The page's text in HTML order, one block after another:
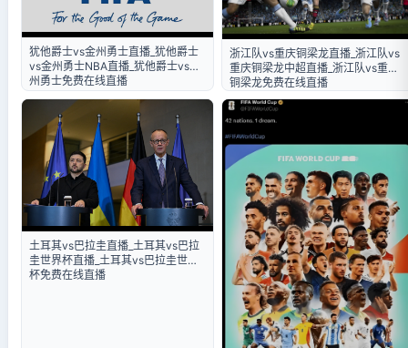
犹他爵士vs金州勇士直播_犹他爵士
vs金州勇士NBA直播_犹他爵士vs金
州勇士免费在线直播
浙江队vs重庆铜梁龙直播_浙江队vs
重庆铜梁龙中超直播_浙江队vs重庆
铜梁龙免费在线直播
土耳其vs巴拉圭直播_土耳其vs巴拉
圭世界杯直播_土耳其vs巴拉圭世界
杯免费在线直播